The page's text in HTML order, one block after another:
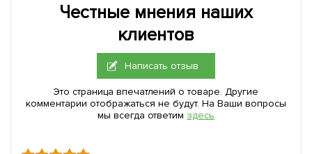
Честные мнения наших
клиентов
Написать отзыв
Это страница впечатлений о товаре. Другие
комментарии отображаться не будут. На Ваши вопросы
мы всегда ответим здесь